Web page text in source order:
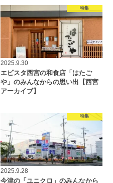
特集
2025.9.30
エビスタ西宮の和食店「はたご
や」のみんなからの思い出【西宮
アーカイブ】
特集
2025.9.28